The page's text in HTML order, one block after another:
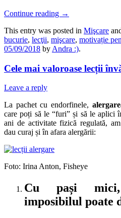
Continue reading →
This entry was posted in Mişcare
bucurie, lecţii, mişcare, motivație
05/09/2018 by Andra :).
Cele mai valoroase lecții
Leave a reply
La pachet cu endorfinele,
care poți să le “furi” și să le aplici
ani de activitate fizică regulată,
dau curaj și în afara alergării:
Foto: Irina Anton, Fisheye
Cu pași
imposibilul poate